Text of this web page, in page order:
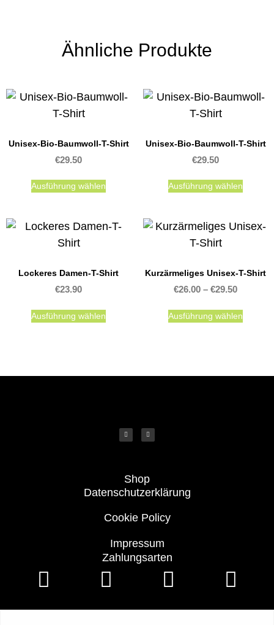
Ähnliche Produkte
Unisex-Bio-Baumwoll-T-Shirt
€29.50
Ausführung wählen
Unisex-Bio-Baumwoll-T-Shirt
€29.50
Ausführung wählen
Lockeres Damen-T-Shirt
€23.90
Ausführung wählen
Kurzärmeliges Unisex-T-Shirt
€26.00 – €29.50
Ausführung wählen
Shop
Datenschutzerklärung
Cookie Policy
Impressum
Zahlungsarten